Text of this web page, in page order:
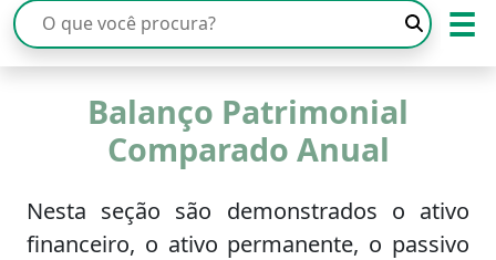
☰
Balanço Patrimonial
Comparado Anual
Nesta seção são demonstrados o ativo
financeiro, o ativo permanente, o passivo